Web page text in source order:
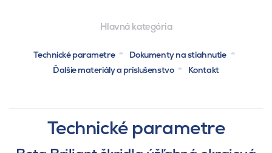
Hlavná kategória
Technické parametre
Dokumenty na stiahnutie
Ďalšie materiály a príslušenstvo
Kontakt
Technické parametre